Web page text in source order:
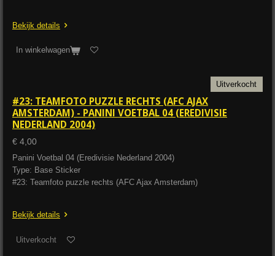
Bekijk details
In winkelwagen
Uitverkocht
#23: TEAMFOTO PUZZLE RECHTS (AFC AJAX
AMSTERDAM) - PANINI VOETBAL 04 (EREDIVISIE
NEDERLAND 2004)
€ 4,00
Panini Voetbal 04 (Eredivisie Nederland 2004)
Type: Base Sticker
#23: Teamfoto puzzle rechts (AFC Ajax Amsterdam)
Bekijk details
Uitverkocht